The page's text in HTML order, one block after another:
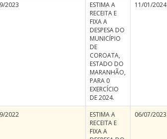
2023
ESTIMA A
RECEITA E
FIXA A
DESPESA DO
MUNICÍPIO
DE
COROATA,
ESTADO DO
MARANHÃO,
PARA 0
EXERCÍCIO
DE 2024.
11/01/2024
2022
ESTIMA A
RECEITA E
FIXA A
06/07/2023